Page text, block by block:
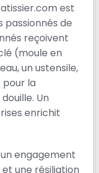
est
passionnés de
reçoivent
(moule en
un ustensile,
pour la
Un
enrichit
engagement
une résiliation